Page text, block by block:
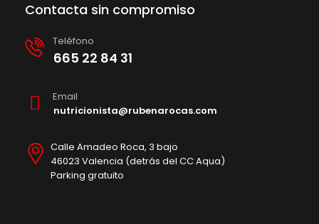
Contacta sin compromiso
Teléfono
665 22 84 31
Email
nutricionista@rubenarocas.com
Calle Amadeo Roca, 3 bajo
46023 Valencia (detrás del CC Aqua)
Parking gratuito